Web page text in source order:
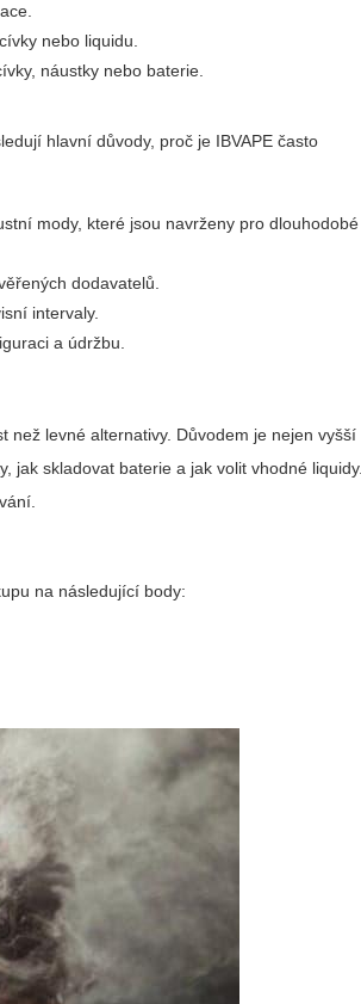
nebo liquidu.
náustky nebo baterie.
hlavní důvody, proč je IBVAPE často
mody, které jsou navrženy pro dlouhodobé
dodavatelů.
intervaly.
a údržbu.
než levné alternativy. Důvodem je nejen vyšší
jak skladovat baterie a jak volit vhodné liquidy.
na následující body: